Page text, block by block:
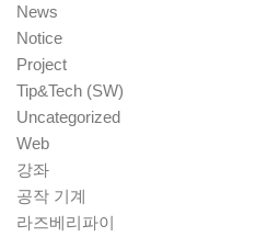
News
Notice
Project
Tip&Tech (SW)
Uncategorized
Web
강좌
공작 기계
라즈베리파이